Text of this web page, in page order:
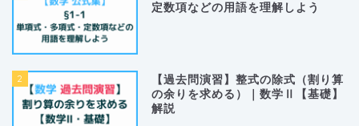
定数項などの用語を理解しよう
2
【過去問演習】整式の除式（割り算
の余りを求める）｜数学Ⅱ【基礎】
解説